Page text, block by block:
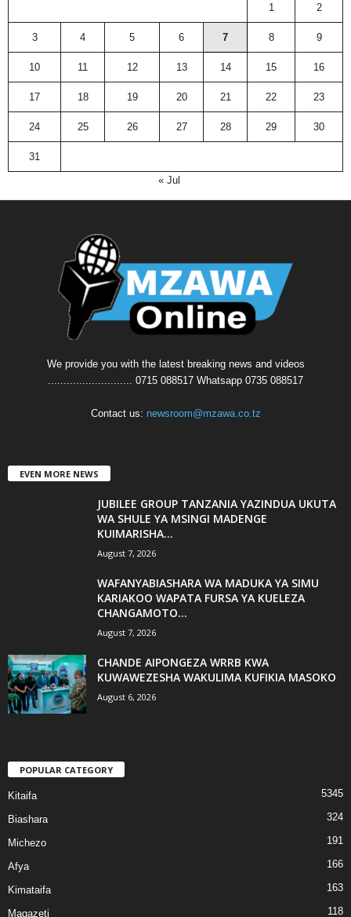
1 2
3 4 5 6 7 8 9
10 11 12 13 14 15 16
17 18 19 20 21 22 23
24 25 26 27 28 29 30
31
« Jul
We provide you with the latest breaking news and videos
........................... 0715 088517 Whatsapp 0735 088517
Contact us: newsroom@mzawa.co.tz
EVEN MORE NEWS
JUBILEE GROUP TANZANIA YAZINDUA UKUTA
WA SHULE YA MSINGI MADENGE
KUIMARISHA...
August 7, 2026
WAFANYABIASHARA WA MADUKA YA SIMU
KARIAKOO WAPATA FURSA YA KUELEZA
CHANGAMOTO...
August 7, 2026
CHANDE AIPONGEZA WRRB KWA
KUWAWEZESHA WAKULIMA KUFIKIA MASOKO
August 6, 2026
POPULAR CATEGORY
Kitaifa 5345
Biashara 324
Michezo 191
Afya 166
Kimataifa 163
Magazeti 118